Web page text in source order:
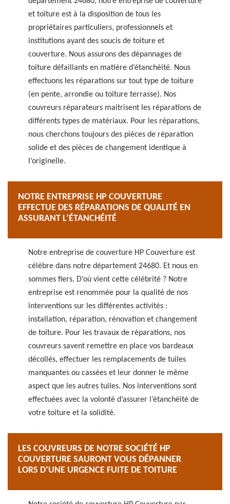
et toiture est à la disposition de tous les
propriétaires particuliers, professionnels et
institutions ayant des soucis de toiture et
couverture. Nous assurons des dépannages de
toiture défaillants en matière d’étanchéité. Nous
effectuons les réparations sur tout type de toiture
(en pente, arrondie ou toiture terrasse). Nos
couvreurs réparateurs maitrisent les réparations de
différents types de matériaux. Pour les réparations,
nous cherchons toujours des pièces de réparation
solide et des pièces de changement identique à
l’originelle.
NOTRE ENTREPRISE HP COUVERTURE
EFFECTUE DES RÉPARATIONS DE QUALITÉ EN
ASSURANT L’ÉTANCHÉITÉ
Notre entreprise de couverture HP Couverture est
célèbre dans notre département 24680. Et nous en
sommes fiers. D’où vient cette célébrité ? Notre
entreprise est renommée pour la qualité de nos
interventions sur les différentes activités :
installation, réparation, rénovation et changement
de toiture. Pour les travaux de réparations, nos
couvreurs savent remettre en place vos bardeaux
décollés, effectuer les remplacements de tuiles
manquantes ou cassées et leur donner le même
aspect que les autres tuiles. Nos interventions sont
effectuées avec la volonté d’assurer l’étanchéité de
votre toiture et la solidité.
LES COUVREURS DE NOTRE SOCIÉTÉ HP
COUVERTURE SAURONT VOUS DÉPANNER
LORS D’UNE URGENCE FUITE DE TOITURE